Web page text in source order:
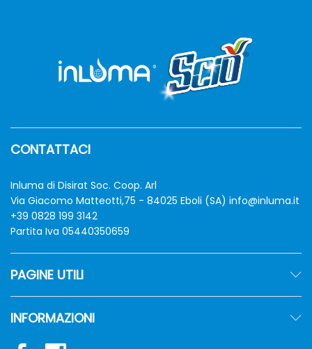
CONTATTACI
Inluma di Disirat Soc. Coop. Arl
Via Giacomo Matteotti,75 - 84025 Eboli (SA) info@inluma.it
+39 0828 199 3142
Partita Iva 05440350659
PAGINE UTILI
INFORMAZIONI